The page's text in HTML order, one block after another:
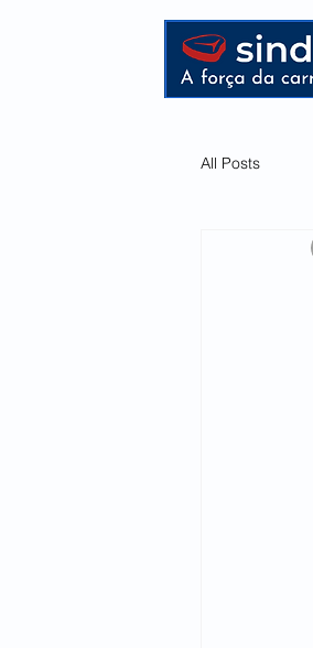
All Posts